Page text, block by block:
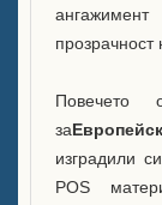
прозрачност
Повечето
за
изградили
POS